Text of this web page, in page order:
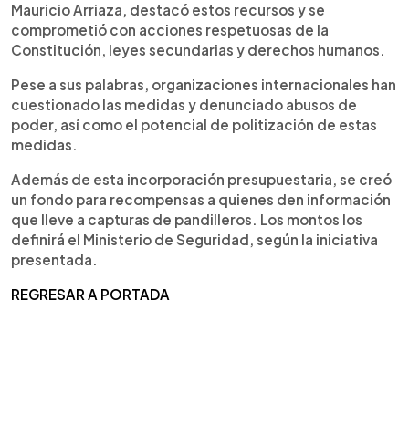
Mauricio Arriaza, destacó estos recursos y se
comprometió con acciones respetuosas de la
Constitución, leyes secundarias y derechos humanos.
Pese a sus palabras, organizaciones internacionales han
cuestionado las medidas y denunciado abusos de
poder, así como el potencial de politización de estas
medidas.
Además de esta incorporación presupuestaria, se creó
un fondo para recompensas a quienes den información
que lleve a capturas de pandilleros. Los montos los
definirá el Ministerio de Seguridad, según la iniciativa
presentada.
REGRESAR A PORTADA